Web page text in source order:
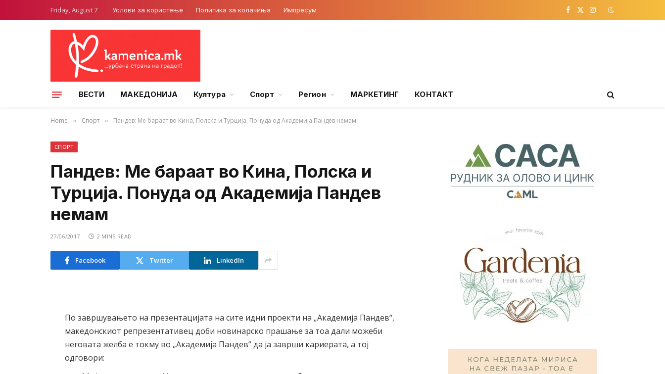
Friday, August 7 Услови за користење Политика за колачиња Импресум Facebook
X
Instagram
ВЕСТИ МАКЕДОНИЈА Култура Спорт Регион МАРКЕТИНГ КОНТАКТ
Home » Спорт » Пандев: Ме бараат во Кина, Полска и Турција. Понуда од Академија Пандев немам
СПОРТ
Пандев: Ме бараат во Кина, Полска и
Турција. Понуда од Академија Пандев
немам
27/06/2017 2 MINS READ
Facebook Twitter LinkedIn
По завршувањето на презентацијата на сите идни проекти на „Академија Пандев“,
македонскиот репрезентативец доби новинарско прашање за тоа дали можеби
неговата желба е токму во „Академија Пандев“ да ја заврши кариерата, а тој
одговори: